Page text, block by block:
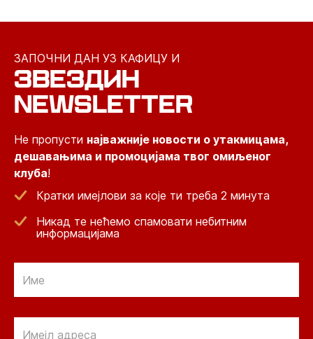
ЗАПОЧНИ ДАН УЗ КАФИЦУ И
ЗВЕЗДИН
NEWSLETTER
Не пропусти најважније новости о утакмицама,
дешавањима и промоцијама твог омиљеног
клуба!
Кратки имејлови за које ти треба 2 минута
Никад те нећемо спамовати небитним
информацијама